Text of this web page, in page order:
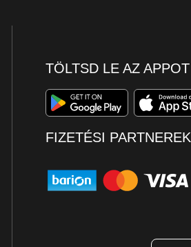
TÖLTSD LE AZ APPOT
FIZETÉSI PARTNEREK